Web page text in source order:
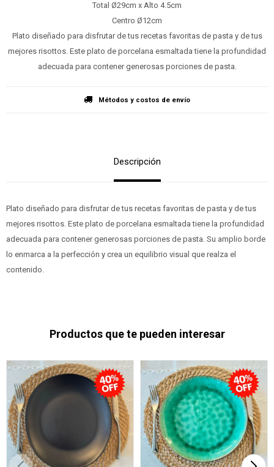
Total Ø29cm x Alto 4.5cm
Centro Ø12cm
Plato diseñado para disfrutar de tus recetas favoritas de pasta y de tus
mejores risottos. Este plato de porcelana esmaltada tiene la profundidad
adecuada para contener generosas porciones de pasta.
Métodos y costos de envío
Descripción
Plato diseñado para disfrutar de tus recetas favoritas de pasta y de tus
mejores risottos. Este plato de porcelana esmaltada tiene la profundidad
adecuada para contener generosas porciones de pasta. Su amplio borde
lo enmarca a la perfección y crea un equilibrio visual que realza el
contenido.
Productos que te pueden interesar